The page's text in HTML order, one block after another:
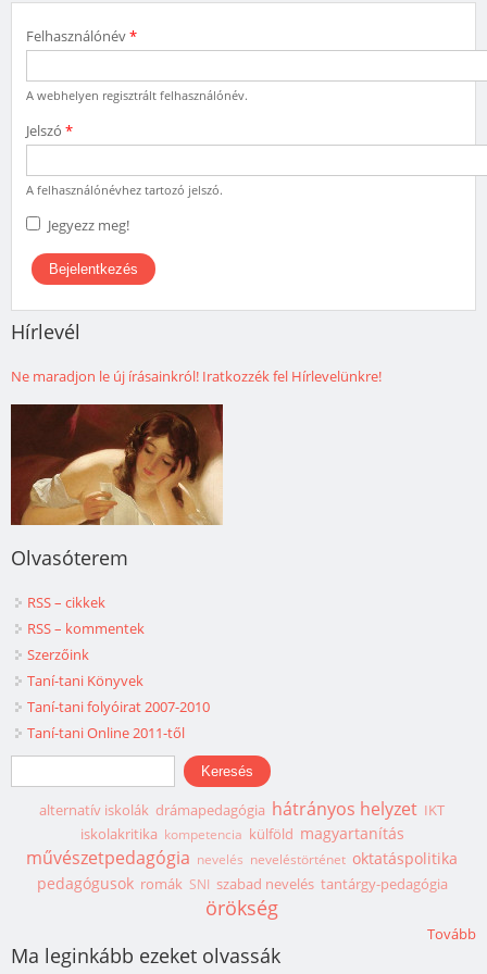
Felhasználónév*
A webhelyen regisztrált felhasználónév.
Jelszó *
A felhasználónévhez tartozó jelszó.
Jegyezz meg!
Hírlevél
Ne maradjon le új írásainkról! Iratkozzék fel Hírlevelünkre!
Olvasóterem
RSS – cikkek
RSS – kommentek
Szerzőink
Taní-tani Könyvek
Taní-tani folyóirat 2007-2010
Taní-tani Online 2011-től
Keresés űrlap
Keresés
alternatív iskolák drámapedagógia hátrányos helyzet IKT
iskolakritika kompetencia külföld magyartanítás
művészetpedagógia nevelés neveléstörténet oktatáspolitika
pedagógusok romák SNI szabad nevelés tantárgy-pedagógia
örökség
Tovább
Ma leginkább ezeket olvassák